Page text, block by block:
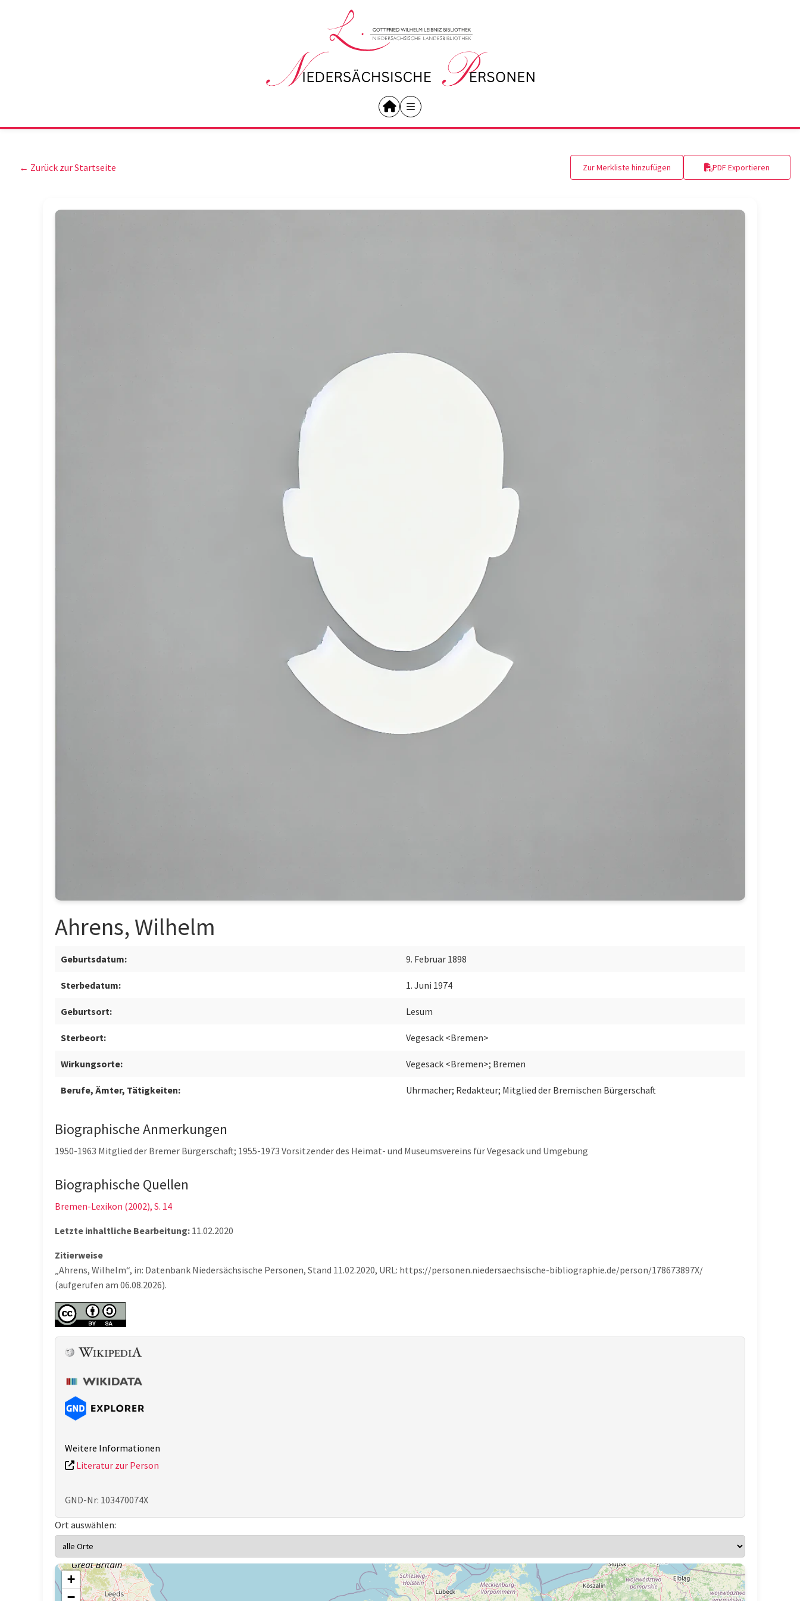
← Zurück zur Startseite Zur Merkliste hinzufügen PDF Exportieren
Ahrens, Wilhelm
Geburtsdatum: 9. Februar 1898
Sterbedatum: 1. Juni 1974
Geburtsort: Lesum
Sterbeort: Vegesack <Bremen>
Wirkungsorte: Vegesack <Bremen>; Bremen
Berufe, Ämter, Tätigkeiten: Uhrmacher; Redakteur; Mitglied der Bremischen Bürgerschaft
Biographische Anmerkungen
1950-1963 Mitglied der Bremer Bürgerschaft; 1955-1973 Vorsitzender des Heimat- und Museumsvereins für Vegesack und Umgebung
Biographische Quellen
Bremen-Lexikon (2002), S. 14
Letzte inhaltliche Bearbeitung: 11.02.2020
Zitierweise
„Ahrens, Wilhelm“, in: Datenbank Niedersächsische Personen, Stand 11.02.2020, URL: https://personen.niedersaechsische-bibliographie.de/person/178673897X/
(aufgerufen am 06.08.2026).
Weitere Informationen
Literatur zur Person
GND-Nr: 103470074X
Ort auswählen:
+
−